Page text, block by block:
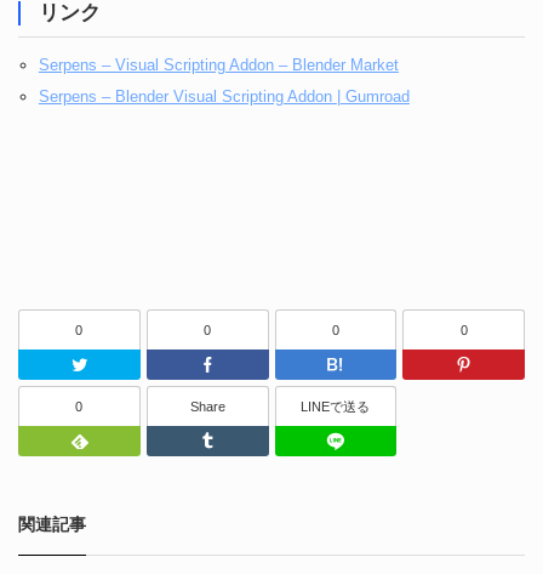
リンク
Serpens – Visual Scripting Addon – Blender Market
Serpens – Blender Visual Scripting Addon | Gumroad
0
Twitter
0
Facebook
0
はてなブッ
0
0
Feedly
Share
Tumblr
LINEで送る
関連記事